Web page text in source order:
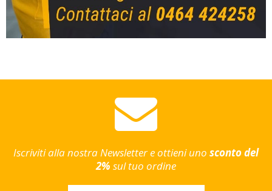
Iscriviti alla nostra Newsletter e ottieni uno sconto del
2% sul tuo ordine